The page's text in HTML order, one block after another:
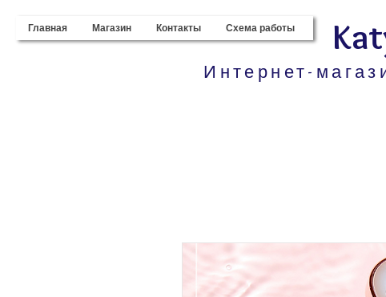
Главная Магазин Контакты Схема работы
Интернет-